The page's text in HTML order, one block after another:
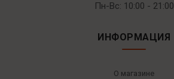
Пн-Вс: 10:00 - 21:00
ИНФОРМАЦИЯ
О магазине